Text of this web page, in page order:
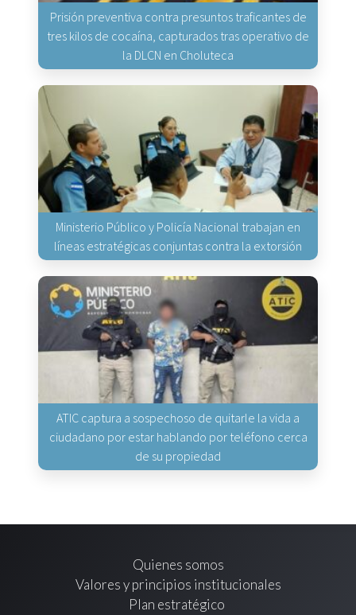
Prisión preventiva contra presuntos traficantes de
tres kilos de cocaína, capturados tras operativo de
la DLCN en Choluteca
Ministerio Público y Policía Nacional trabajan en
líneas estratégicas conjuntas contra la extorsión
ATIC captura a sospechoso de quitarle la vida a
ciudadano por estar hablando por teléfono cerca
de su propiedad
Quienes somos
Valores y principios institucionales
Plan estratégico